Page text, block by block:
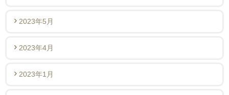
2023年5月
2023年4月
2023年1月